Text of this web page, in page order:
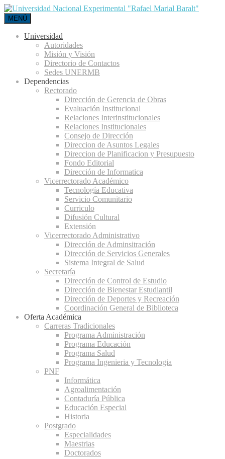
MENÚ
Universidad
Autoridades
Misión y Visión
Directorio de Contactos
Sedes UNERMB
Dependencias
Rectorado
Dirección de Gerencia de Obras
Evaluación Institucional
Relaciones Interinstitucionales
Relaciones Institucionales
Consejo de Dirección
Direccion de Asuntos Legales
Direccion de Planificacion y Presupuesto
Fondo Editorial
Dirección de Informatica
Vicerrectorado Académico
Tecnología Educativa
Servicio Comunitario
Curriculo
Difusión Cultural
Extensión
Vicerrectorado Administrativo
Dirección de Adminsitración
Dirección de Servicios Generales
Sistema Integral de Salud
Secretaría
Dirección de Control de Estudio
Dirección de Bienestar Estudiantil
Dirección de Deportes y Recreación
Coordinación General de Biblioteca
Oferta Académica
Carreras Tradicionales
Programa Administración
Programa Educación
Programa Salud
Programa Ingenieria y Tecnologia
PNF
Informática
Agroalimentación
Contaduría Pública
Educación Especial
Historia
Postgrado
Especialidades
Maestrias
Doctorados